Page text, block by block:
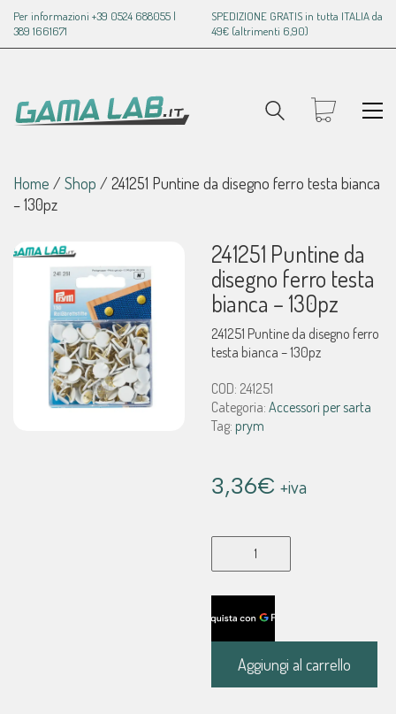
Per informazioni +39 0524 688055 |
389 1661671
SPEDIZIONE GRATIS in tutta ITALIA da
49€ (altrimenti 6,90)
Home / Shop / 241251 Puntine da disegno ferro testa bianca
– 130pz
241251 Puntine da
disegno ferro testa
bianca – 130pz
241251 Puntine da disegno ferro
testa bianca – 130pz
COD: 241251
Categoria: Accessori per sarta
Tag: prym
3,36€ +iva
Puntine
ferro
bianca
-
Aggiungi al carrello